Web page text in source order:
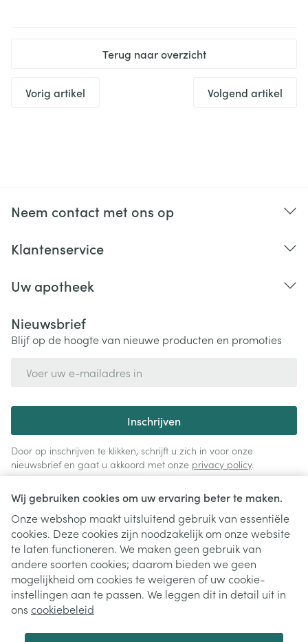
Wij gebruiken cookies om uw ervaring beter te maken.
Onze webshop maakt uitsluitend gebruik van essentiële
cookies. Deze cookies zijn noodzakelijk om onze website
te laten functioneren. We maken geen gebruik van
andere soorten cookies; daarom bieden we geen
mogelijkheid om cookies te weigeren of uw cookie-
instellingen aan te passen. We leggen dit in detail uit in
ons cookiebeleid
Terug naar overzicht
Vorig artikel Volgend artikel
Neem contact met ons op
Klantenservice
Uw apotheek
Nieuwsbrief
Blijf op de hoogte van nieuwe producten en promoties
Inschrijven
Door op inschrijven te klikken, schrijft u zich in voor onze
nieuwsbrief en gaat u akkoord met onze privacy policy.
Juridische links